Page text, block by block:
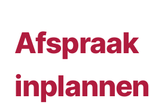
Afspraak
inplannen